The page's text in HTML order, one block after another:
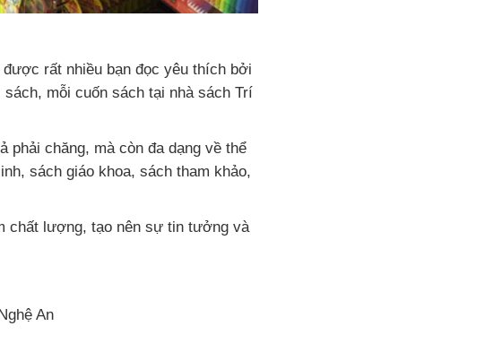
rất nhiều bạn đọc yêu thích bởi
mỗi cuốn sách tại nhà sách Trí
phải chăng, mà còn đa dạng về thể
sách giáo khoa, sách tham khảo,
chất lượng, tạo nên sự tin tưởng và
An